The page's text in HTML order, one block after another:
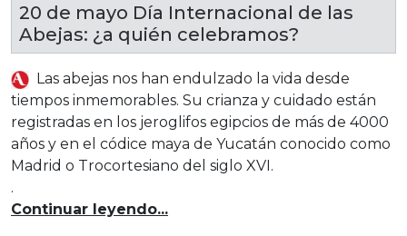
20 de mayo Día Internacional de las
Abejas: ¿a quién celebramos?
Las abejas nos han endulzado la vida desde
tiempos inmemorables. Su crianza y cuidado están
registradas en los jeroglifos egipcios de más de 4000
años y en el códice maya de Yucatán conocido como
Madrid o Trocortesiano del siglo XVI.
.
Continuar leyendo...